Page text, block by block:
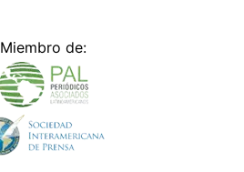
Miembro de: